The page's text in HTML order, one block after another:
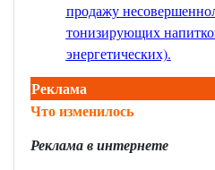
продажу
тонизирующих
энергетических).
Реклама
Что изменилось
Реклама в интернете